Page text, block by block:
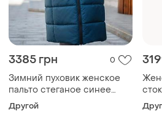
3385 грн 0
Зимний пуховик женское
пальто стеганое синее
тинсулейт цвет черный
размер 42-58 58
Другой